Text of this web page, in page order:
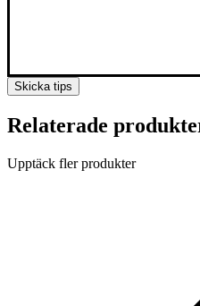
Skicka tips
Relaterade
Upptäck fler produkter